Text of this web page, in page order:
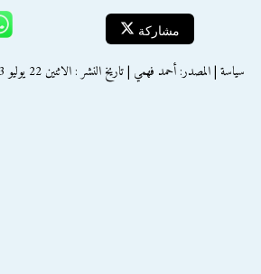
مشاركة
سياسة | المصدر: أحمد فهمي | تاريخ النشر : الاثنين 22 يوليو 2013